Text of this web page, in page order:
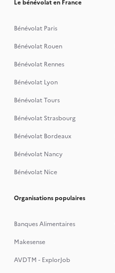
Le bénévolat en France
Bénévolat Paris
Bénévolat Rouen
Bénévolat Rennes
Bénévolat Lyon
Bénévolat Tours
Bénévolat Strasbourg
Bénévolat Bordeaux
Bénévolat Nancy
Bénévolat Nice
Organisations populaires
Banques Alimentaires
Makesense
AVDTM - ExplorJob